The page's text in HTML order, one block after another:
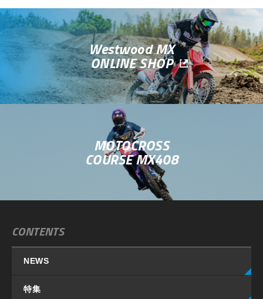
Westwood MX
ONLINE SHOP
MOTOCROSS
COURSE MX408
CONTENTS
NEWS
特集